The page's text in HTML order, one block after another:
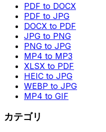
PDF to DOCX
PDF to JPG
DOCX to PDF
JPG to PNG
PNG to JPG
MP4 to MP3
XLSX to PDF
HEIC to JPG
WEBP to JPG
MP4 to GIF
カテゴリ